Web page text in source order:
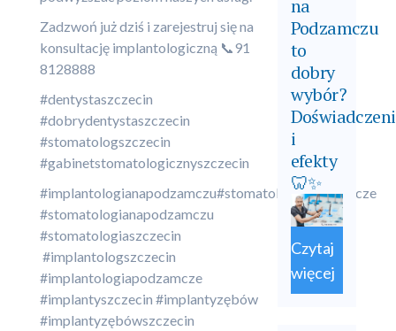
Zadzwoń już dziś i zarejestruj się na
konsultację implantologiczną 📞91
8128888
#dentystaszczecin
#dobrydentystaszczecin
#stomatologszczecin
#gabinetstomatologicznyszczecin
#implantologianapodzamczu#stomatologiapodzamcze
#stomatologianapodzamczu
#stomatologiaszczecin
#implantologszczecin
#implantologiapodzamcze
#implantyszczecin #implantyzębów
#implantyzębówszczecin
na
Podzamczu
to
dobry
wybór?
i
efekty
🦷✨
Czytaj
więcej